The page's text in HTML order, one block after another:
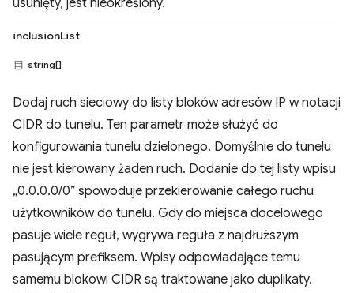
usunięty, jest nieokreślony.
inclusionList
string[]
Dodaj ruch sieciowy do listy bloków adresów IP w notacji
CIDR do tunelu. Ten parametr może służyć do
konfigurowania tunelu dzielonego. Domyślnie do tunelu
nie jest kierowany żaden ruch. Dodanie do tej listy wpisu
„0.0.0.0/0” spowoduje przekierowanie całego ruchu
użytkowników do tunelu. Gdy do miejsca docelowego
pasuje wiele reguł, wygrywa reguła z najdłuższym
pasującym prefiksem. Wpisy odpowiadające temu
samemu blokowi CIDR są traktowane jako duplikaty.